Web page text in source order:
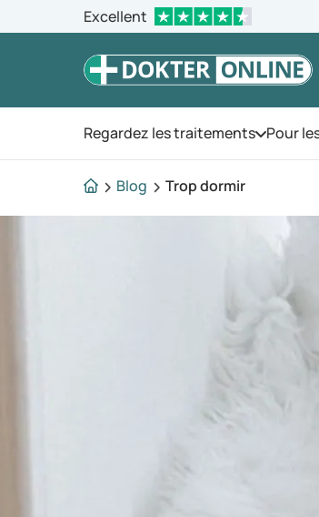
Excellent
Regardez les traitementsOuvrez
Pour
Blog Trop dormir